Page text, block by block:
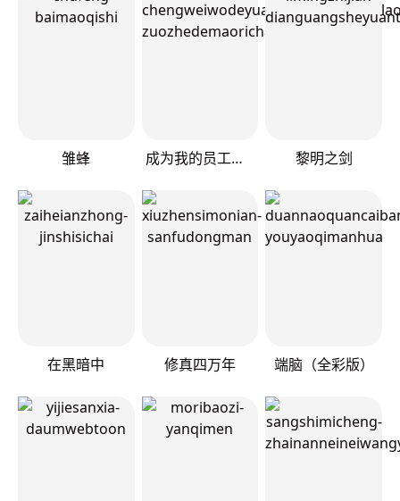
雏蜂 成为我的员工吧！这里是老板以外全员丧尸的末世派遣公司！ 黎明之剑
在黑暗中 修真四万年 端脑（全彩版）